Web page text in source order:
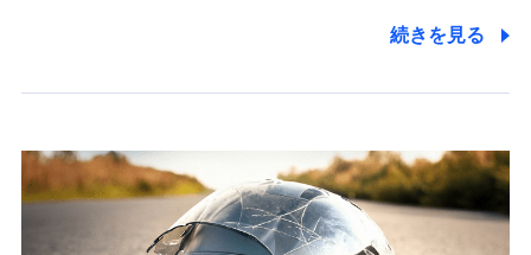
〒103-0013 東京都中央区日本橋人形町2-14-10 アー
個人情報の第三者提供について
当社ではご本人の同意がある場合または法令に基づく場
合を除き、第三者に提供いたしません。
続きを見る